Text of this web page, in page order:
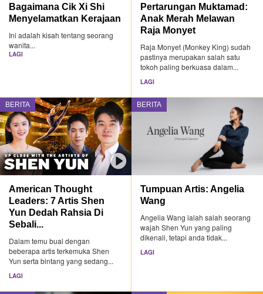
Bagaimana Cik Xi Shi
Menyelamatkan Kerajaan
Ini adalah kisah tentang seorang
wanita...
LAGI
Pertarungan Muktamad:
Anak Merah Melawan
Raja Monyet
Raja Monyet (Monkey King) sudah
pastinya merupakan salah satu
tokoh paling berkuasa dalam...
LAGI
BERITA
American Thought
Leaders: 7 Artis Shen
Yun Dedah Rahsia Di
Sebali...
Dalam temu bual dengan
beberapa artis terkemuka Shen
Yun serta bintang yang sedang...
LAGI
BERITA
Tumpuan Artis: Angelia
Wang
Angelia Wang ialah salah seorang
wajah Shen Yun yang paling
dikenali, tetapi anda tidak...
LAGI